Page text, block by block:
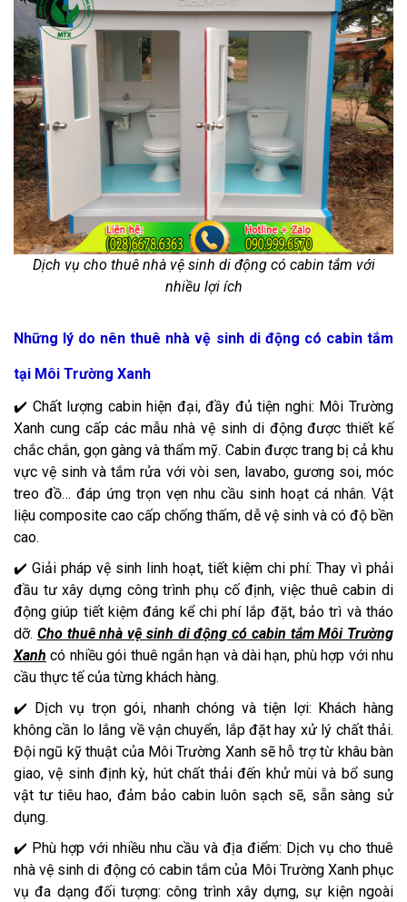
Dịch vụ cho thuê nhà vệ sinh di động có cabin tắm với
nhiều lợi ích
Những lý do nên thuê nhà vệ sinh di động có cabin tắm
tại Môi Trường Xanh
✔️ Chất lượng cabin hiện đại, đầy đủ tiện nghi: Môi Trường
Xanh cung cấp các mẫu nhà vệ sinh di động được thiết kế
chắc chắn, gọn gàng và thẩm mỹ. Cabin được trang bị cả khu
vực vệ sinh và tắm rửa với vòi sen, lavabo, gương soi, móc
treo đồ… đáp ứng trọn vẹn nhu cầu sinh hoạt cá nhân. Vật
liệu composite cao cấp chống thấm, dễ vệ sinh và có độ bền
cao.
✔️ Giải pháp vệ sinh linh hoạt, tiết kiệm chi phí: Thay vì phải
đầu tư xây dựng công trình phụ cố định, việc thuê cabin di
động giúp tiết kiệm đáng kể chi phí lắp đặt, bảo trì và tháo
dỡ. Cho thuê nhà vệ sinh di động có cabin tắm Môi Trường
Xanh có nhiều gói thuê ngắn hạn và dài hạn, phù hợp với nhu
cầu thực tế của từng khách hàng.
✔️ Dịch vụ trọn gói, nhanh chóng và tiện lợi: Khách hàng
không cần lo lắng về vận chuyển, lắp đặt hay xử lý chất thải.
Đội ngũ kỹ thuật của Môi Trường Xanh sẽ hỗ trợ từ khâu bàn
giao, vệ sinh định kỳ, hút chất thải đến khử mùi và bổ sung
vật tư tiêu hao, đảm bảo cabin luôn sạch sẽ, sẵn sàng sử
dụng.
✔️ Phù hợp với nhiều nhu cầu và địa điểm: Dịch vụ cho thuê
nhà vệ sinh di động có cabin tắm của Môi Trường Xanh phục
vụ đa dạng đối tượng: công trình xây dựng, sự kiện ngoài